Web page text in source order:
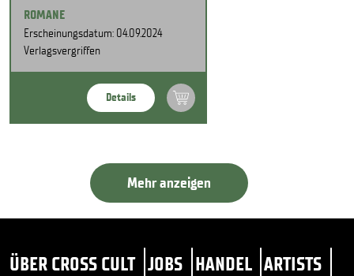
ROMANE
Erscheinungsdatum: 04.09.2024
Verlagsvergriffen
Details
Mehr anzeigen
ÜBER CROSS CULT JOBS HANDEL ARTISTS